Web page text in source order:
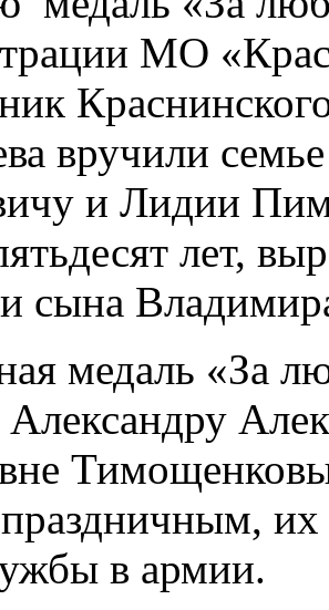
МО
вручили
и Лидии
лет,
сына
медаль «За
в армии.